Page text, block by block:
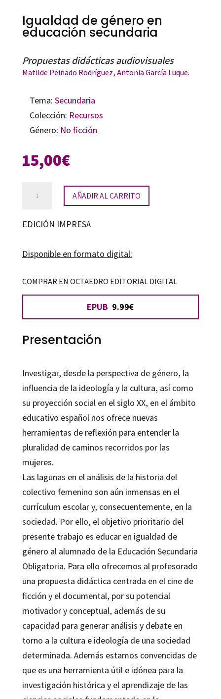
Igualdad de género en
educación secundaria
Propuestas didácticas audiovisuales
Matilde Peinado Rodríguez, Antonia García Luque.
Tema: Secundaria
Colección: Recursos
Género: No ficción
15,00€
género
educación
cantidad
AÑADIR AL CARRITO
EDICIÓN IMPRESA
Disponible en formato digital:
COMPRAR EN OCTAEDRO EDITORIAL DIGITAL
EPUB 9.99€
Presentación
Investigar, desde la perspectiva de género, la
influencia de la ideología y la cultura, así como
su proyección social en el siglo XX, en el ámbito
educativo español nos ofrece nuevas
herramientas de reflexión para entender la
pluralidad de caminos recorridos por las
mujeres.
Las lagunas en el análisis de la historia del
colectivo femenino son aún inmensas en el
currículum escolar y, consecuentemente, en la
sociedad. Por ello, el objetivo prioritario del
presente trabajo es educar en igualdad de
género al alumnado de la Educación Secundaria
Obligatoria. Para ello ofrecemos al profesorado
una propuesta didáctica centrada en el cine de
ficción y el documental, por su potencial
motivador y conceptual, además de su
capacidad para generar análisis y debate en
torno a la cultura e ideología de una sociedad
determinada. Además estamos convencidas de
que es una herramienta útil e idónea para la
investigación histórica y el aprendizaje de las